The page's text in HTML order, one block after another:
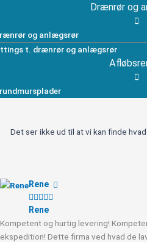
Drænrør og
og anlægsrør
t. drænrør og anlægsrør
Det ser ikke ud til at vi kan finde
Rene

Rene
Kompetent og hurtig levering!
ekspedition! Dette firma ved hvad de